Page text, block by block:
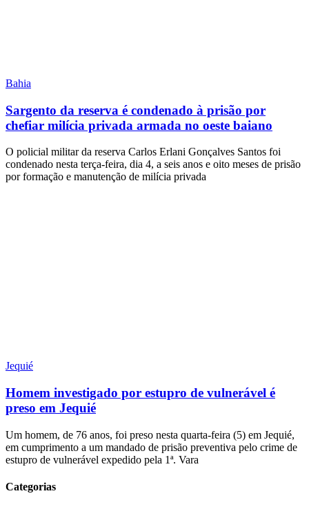
Bahia
Sargento da reserva é condenado à prisão por
chefiar milícia privada armada no oeste baiano
O policial militar da reserva Carlos Erlani Gonçalves Santos foi
condenado nesta terça-feira, dia 4, a seis anos e oito meses de prisão
por formação e manutenção de milícia privada
Jequié
Homem investigado por estupro de vulnerável é
preso em Jequié
Um homem, de 76 anos, foi preso nesta quarta-feira (5) em Jequié,
em cumprimento a um mandado de prisão preventiva pelo crime de
estupro de vulnerável expedido pela 1ª. Vara
Categorias